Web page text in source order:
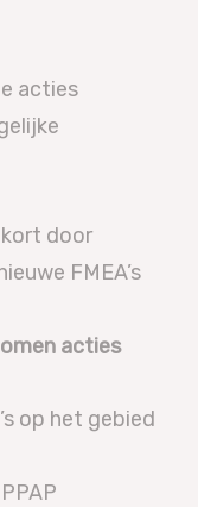
acties
door
FMEA’s
acties
op het gebied